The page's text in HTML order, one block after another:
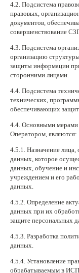
4.2. Подсистема
правовых,
документов,
совершенствование
4.3. Подсистема
организацию
защиты информации
сторонними лицами.
4.4. Подсистема
технических,
обеспечивающих
4.4. Основными
Оператором, являются:
4.5.1. Назначение лица,
данных, которое
данных, обучение и
учреждением и его
данных.
4.5.2. Определение
данных при их
защите персональных
4.5.3. Разработка
данных.
4.5.4. Установление
обрабатываемым в